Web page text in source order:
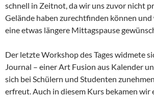
schnell in Zeitnot, da wir uns zuvor nicht
Gelände haben zurechtfinden können
eine etwas längere Mittagspause
Der letzte Workshop des Tages widmete
Journal – einer Art Fusion aus Kalender
sich bei Schülern und Studenten
erfreut. Auch in diesem Kurs bekamen wir